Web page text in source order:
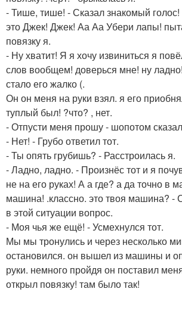
- Тише, тише! - Сказал знакомый голос!
это Джек! Джек! Аа Аа Убери лапы!
повязку я.
- Ну хватит! Я я хочу извиниться я
слов вообщем! доверься мне! ну
стало его жалко (.
Он он меня на руки взял. я его
туплый был! ?что? , нет.
- Отпусти меня прошу - шопотом
- Нет! - Грубо ответил тот.
- Ты опять грубишь? - Расстроилась я.
- Ладно, ладно. - Произнёс тот и я
не на его руках! А а где? а да точно в
машина! .классно. это твоя машина? -
в этой ситуации вопрос.
- Моя чья же ещё! - Усмехнулся тот.
Мы мы тронулись и через несколько
остановился. он вышел из машины и
руки. немного пройдя он поставил
открыл повязку! там было так!